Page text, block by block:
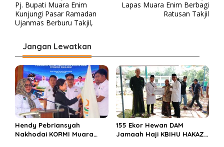
a
v
g
a
s
i
p
o
s
Pj. Bupati Muara Enim
Kunjungi Pasar Ramadan
Ujanmas Berburu Takjil,
Lapas Muara Enim Berbagi
Ratusan Takjil
Jangan Lewatkan
Hendy Pebriansyah
Nakhodai KORMI Muara
155 Ekor Hewan DAM
Jamaah Haji KBIHU HAKAZA